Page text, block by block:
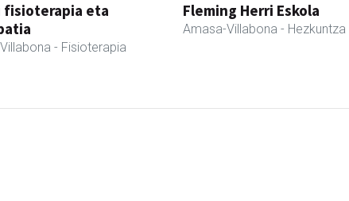
fisioterapia eta
- Fisioterapia
Fleming Herri Eskola
Amasa-Villabona - Hezkuntza